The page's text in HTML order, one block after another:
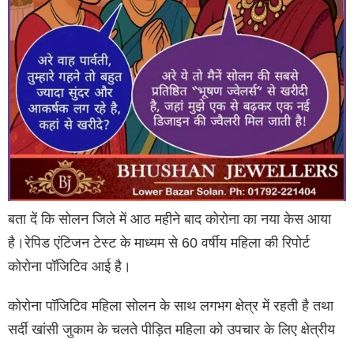
बता दें कि सोलन जिले में आठ महीने बाद कोरोना का नया केस आया
है।रेपिड एंटिजन टेस्ट के माध्यम से 60 वर्षीय महिला की रिपोर्ट
कोरोना पॉजिटिव आई है।
कोरोना पॉजिटिव महिला सोलन के साथ लगभग क्षेत्र में रहती है तथा
सर्दी खांसी जुकाम के चलते पीड़ित महिला को उपचार के लिए क्षेत्रीय